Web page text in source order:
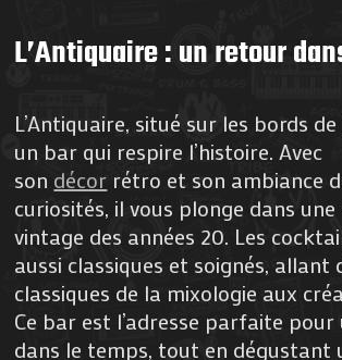
L’Antiquaire : un retour
L’Antiquaire, situé sur les bords
un bar qui respire l’histoire. Avec
son décor rétro et son ambiance
curiosités, il vous plonge dans
vintage des années 20. Les
aussi classiques et soignés, allant
classiques de la mixologie aux
Ce bar est l’adresse parfaite pour
dans le temps, tout en dégustant